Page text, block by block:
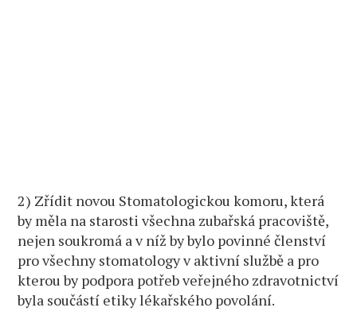
2) Zřídit novou Stomatologickou komoru, která
by měla na starosti všechna zubařská pracoviště,
nejen soukromá a v níž by bylo povinné členství
pro všechny stomatology v aktivní službě a pro
kterou by podpora potřeb veřejného zdravotnictví
byla součástí etiky lékařského povolání.